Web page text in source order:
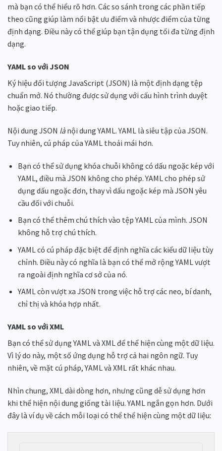
mà bạn có thể hiểu rõ hơn. Các so sánh trong các phần tiếp
theo cũng giúp làm nổi bật ưu điểm và nhược điểm của từng
định dạng. Điều này có thể giúp bạn tận dụng tối đa từng định
dạng.
YAML so với JSON
Ký hiệu đối tượng JavaScript (JSON) là một định dạng tệp
chuẩn mở. Nó thường được sử dụng với cấu hình trình duyệt
hoặc giao tiếp.
Nội dung JSON lànội dung YAML. YAML là siêu tập của JSON.
Tuy nhiên, cú pháp của YAML thoải mái hơn.
Bạn có thể sử dụng khóa chuỗi không có dấu ngoặc kép với
YAML, điều mà JSON không cho phép. YAML cho phép sử
dụng dấu ngoặc đơn, thay vì dấu ngoặc kép mà JSON yêu
cầu đối với chuỗi.
Bạn có thể thêm chú thích vào tệp YAML của mình. JSON
không hỗ trợ chú thích.
YAML có cú pháp đặc biệt để định nghĩa các kiểu dữ liệu tùy
chỉnh. Điều này có nghĩa là bạn có thể mở rộng YAML vượt
ra ngoài định nghĩa cơ sở của nó.
YAML còn vượt xa JSON trong việc hỗ trợ các neo, bí danh,
chỉ thị và khóa hợp nhất.
YAML so với XML
Bạn có thể sử dụng YAML và XML để thể hiện cùng một dữ liệu.
Vì lý do này, một số ứng dụng hỗ trợ cả hai ngôn ngữ. Tuy
nhiên, về mặt cú pháp, YAML và XML rất khác nhau.
Nhìn chung, XML dài dòng hơn, nhưng cũng dễ sử dụng hơn
khi thể hiện nội dung giống tài liệu. YAML ngắn gọn hơn. Dưới
đây là ví dụ về cách mỗi loại có thể thể hiện cùng một dữ liệu: